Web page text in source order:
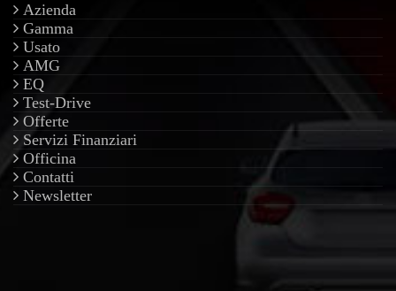
Azienda
Gamma
Usato
AMG
EQ
Test-Drive
Offerte
Servizi Finanziari
Officina
Contatti
Newsletter